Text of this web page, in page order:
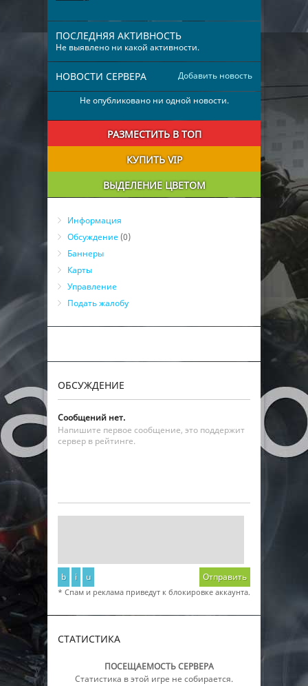
ПОСЛЕДНЯЯ АКТИВНОСТЬ
Не выявлено ни какой активности.
Добавить новость
НОВОСТИ СЕРВЕРА
Не опубликовано ни одной новости.
РАЗМЕСТИТЬ В ТОП
КУПИТЬ VIP
ВЫДЕЛЕНИЕ ЦВЕТОМ
Информация
Обсуждение (0)
Баннеры
Карты
Управление
Подать жалобу
ОБСУЖДЕНИЕ
Сообщений нет.
Напишите первое сообщение, это поддержит
сервер в рейтинге.
b i u Отправить
* Спам и реклама приведут к блокировке аккаунта.
СТАТИСТИКА
ПОСЕЩАЕМОСТЬ СЕРВЕРА
Статистика в этой игре не собирается.